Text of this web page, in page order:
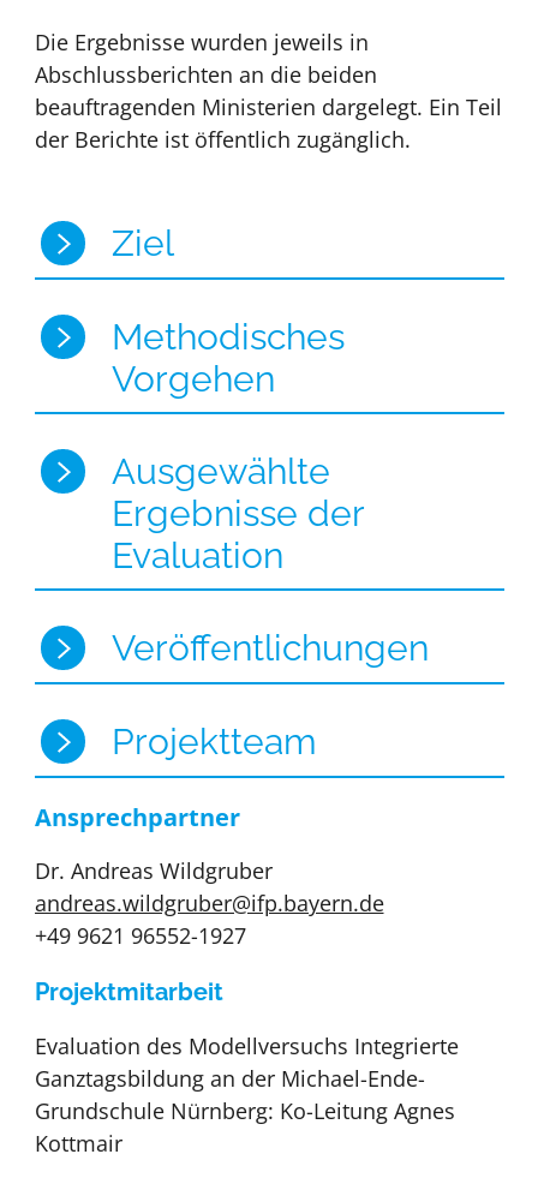
Die Ergebnisse wurden jeweils in
Abschlussberichten an die beiden
beauftragenden Ministerien dargelegt. Ein Teil
der Berichte ist öffentlich zugänglich.
Ziel
Methodisches
Vorgehen
Ausgewählte
Ergebnisse der
Evaluation
Veröffentlichungen
Projektteam
Ansprechpartner
Dr. Andreas Wildgruber
andreas.wildgruber@ifp.bayern.de
+49 9621 96552-1927
Projektmitarbeit
Evaluation des Modellversuchs Integrierte
Ganztagsbildung an der Michael-Ende-
Grundschule Nürnberg: Ko-Leitung Agnes
Kottmair